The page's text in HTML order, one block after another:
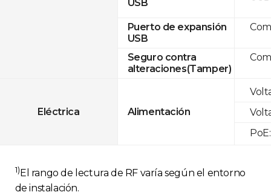
USB
Puerto de expansión
USB
Seguro contra
alteraciones(Tamper)
Eléctrica Alimentación
1) El rango de lectura de RF varía según el entorno
de instalación.